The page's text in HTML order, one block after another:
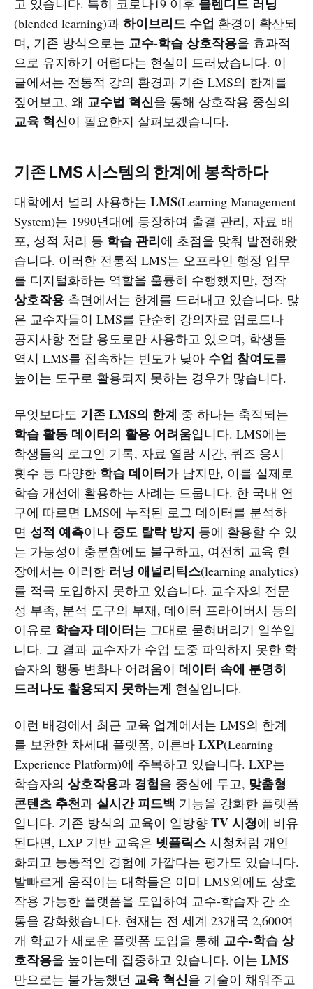
고 있습니다. 특히 코로나19 이후
(blended learning)과 하이브리드 수업 환경이 확산되
며, 기존 방식으로는 교수-학습 상호작용을 효과적
으로 유지하기 어렵다는 현실이 드러났습니다. 이
글에서는 전통적 강의 환경과 기존 LMS의 한계를
짚어보고, 왜 교수법 혁신을 통해 상호작용 중심의
교육 혁신이 필요한지 살펴보겠습니다.
기존 LMS 시스템의 한계에 봉착하다
대학에서 널리 사용하는 LMS(Learning Management
System)는 1990년대에 등장하여 출결 관리, 자료 배
포, 성적 처리 등 학습 관리에 초점을 맞춰 발전해왔
습니다. 이러한 전통적 LMS는 오프라인 행정 업무
를 디지털화하는 역할을 훌륭히 수행했지만, 정작
상호작용 측면에서는 한계를 드러내고 있습니다. 많
은 교수자들이 LMS를 단순히 강의자료 업로드나
공지사항 전달 용도로만 사용하고 있으며, 학생들
역시 LMS를 접속하는 빈도가 낮아 수업 참여도를
높이는 도구로 활용되지 못하는 경우가 많습니다.
무엇보다도 기존 LMS의 한계 중 하나는 축적되는
학습 활동 데이터의 활용 어려움입니다. LMS에는
학생들의 로그인 기록, 자료 열람 시간, 퀴즈 응시
횟수 등 다양한 학습 데이터가 남지만, 이를 실제로
학습 개선에 활용하는 사례는 드뭅니다. 한 국내 연
구에 따르면 LMS에 누적된 로그 데이터를 분석하
면 성적 예측이나 중도 탈락 방지 등에 활용할 수 있
는 가능성이 충분함에도 불구하고, 여전히 교육 현
장에서는 이러한 러닝 애널리틱스(learning analytics)
를 적극 도입하지 못하고 있습니다. 교수자의 전문
성 부족, 분석 도구의 부재, 데이터 프라이버시 등의
이유로 학습자 데이터는 그대로 묻혀버리기 일쑤입
니다. 그 결과 교수자가 수업 도중 파악하지 못한 학
습자의 행동 변화나 어려움이 데이터 속에 분명히
드러나도 활용되지 못하는게 현실입니다.
이런 배경에서 최근 교육 업계에서는 LMS의 한계
를 보완한 차세대 플랫폼, 이른바 LXP(Learning
Experience Platform)에 주목하고 있습니다. LXP는
학습자의 상호작용과 경험을 중심에 두고, 맞춤형
콘텐츠 추천과 실시간 피드백 기능을 강화한 플랫폼
입니다. 기존 방식의 교육이 일방향 TV 시청에 비유
된다면, LXP 기반 교육은 넷플릭스 시청처럼 개인
화되고 능동적인 경험에 가깝다는 평가도 있습니다.
발빠르게 움직이는 대학들은 이미 LMS외에도 상호
작용 가능한 플랫폼을 도입하여 교수-학습자 간 소
통을 강화했습니다. 현재는 전 세계 23개국 2,600여
개 학교가 새로운 플랫폼 도입을 통해 교수-학습 상
호작용을 높이는데 집중하고 있습니다. 이는 LMS
만으로는 불가능했던 교육 혁신을 기술이 채워주고